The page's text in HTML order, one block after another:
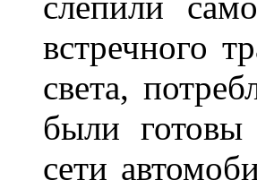
встречного
света,
были
сети